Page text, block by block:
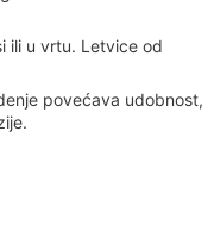
ili u vrtu. Letvice od
povećava udobnost,